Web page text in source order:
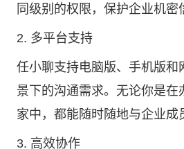
同级别的权限，保护企业机密
2. 多平台支持
任小聊支持电脑版、手机版和
景下的沟通需求。无论你是在
家中，都能随时随地与企业成
3. 高效协作